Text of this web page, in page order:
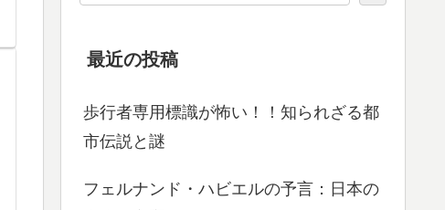
最近の投稿
歩行者専用標識が怖い！！知られざる都
市伝説と謎
フェルナンド・ハビエルの予言：日本の